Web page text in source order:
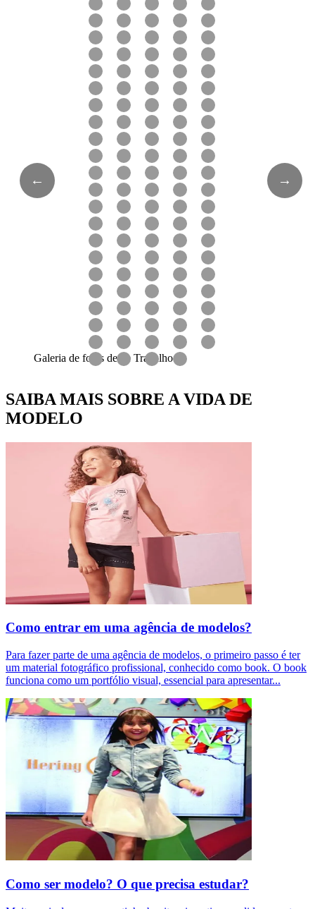
Galeria de fotos desse Trabalho
← →
SAIBA MAIS SOBRE A VIDA DE
MODELO
Como entrar em uma agência de modelos?
Para fazer parte de uma agência de modelos, o primeiro passo é ter
um material fotográfico profissional, conhecido como book. O book
funciona como um portfólio visual, essencial para apresentar...
Como ser modelo? O que precisa estudar?